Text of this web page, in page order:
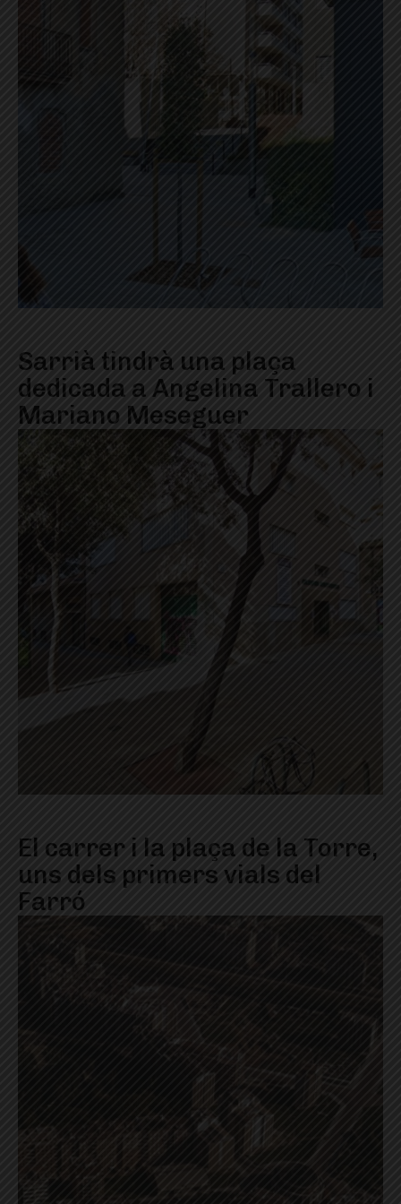
Sarrià tindrà una plaça
dedicada a Angelina Trallero i
Mariano Meseguer
El carrer i la plaça de la Torre,
uns dels primers vials del
Farró